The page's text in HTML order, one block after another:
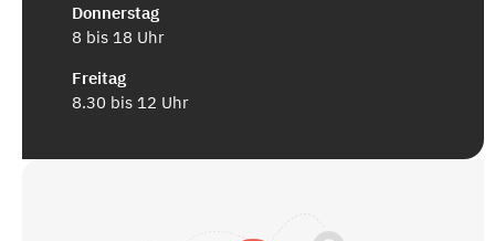
Donnerstag
8 bis 18 Uhr
Freitag
8.30 bis 12 Uhr